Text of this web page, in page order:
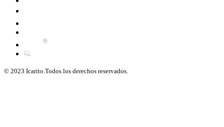
© 2023 Icarito.Todos los derechos reservados.